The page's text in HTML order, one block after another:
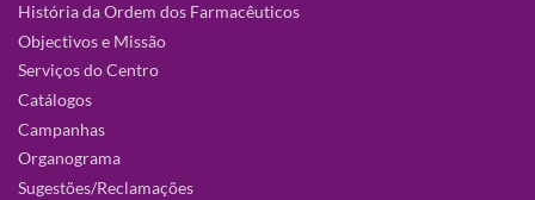
História da Ordem dos Farmacêuticos
Objectivos e Missão
Serviços do Centro
Catálogos
Campanhas
Organograma
Sugestões/Reclamações